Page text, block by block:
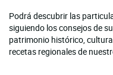
Podrá descubrir las
siguiendo los consejos de
patrimonio histórico,
recetas regionales de